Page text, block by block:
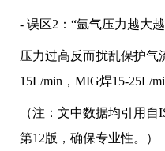
- 误区2：“氩气压力越大
压力过高反而扰乱保护气
15L/min，MIG焊15-25L/
（注：文中数据均引用自
第12版，确保专业性。）